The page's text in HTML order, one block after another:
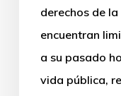
derechos de la
encuentran
a su pasado
vida pública,